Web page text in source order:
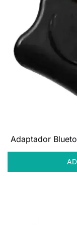
Adaptador